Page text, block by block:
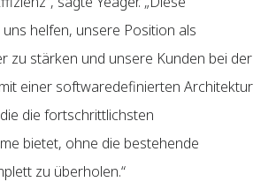
helfen, unsere Position als
zu stärken und unsere Kunden bei der
einer softwaredefinierten Architektur
die fortschrittlichsten
bietet, ohne die bestehende
zu überholen.“